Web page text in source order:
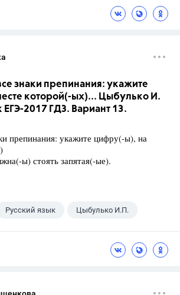
знаки препинания: укажите
которой(-ых)... Цыбулько И.
ЕГЭ-2017 ГДЗ. Вариант 13.
препинания: укажите цифру(-ы), на
ы) стоять запятая(-ые).
Русский язык Цыбулько И.П.